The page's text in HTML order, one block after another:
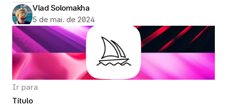
Vlad Solomakha
5 de mai. de 2024
Ir para
Título